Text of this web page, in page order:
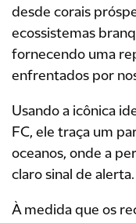
desde corais
ecossistemas
fornecendo uma
enfrentados por
Usando a icônica
FC, ele traça um
oceanos, onde a
claro sinal de alerta.
À medida que os